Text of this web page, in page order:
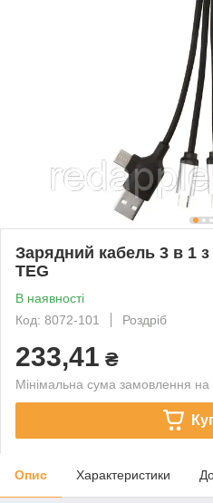
Зарядний кабель 3 в 1
TEG
В наявності
Код: 8072-101
Роздріб
233,41 ₴
Мінімальна сума замовлення
Опис Характеристики